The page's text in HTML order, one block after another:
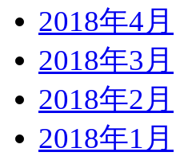
2018年4月
2018年3月
2018年2月
2018年1月